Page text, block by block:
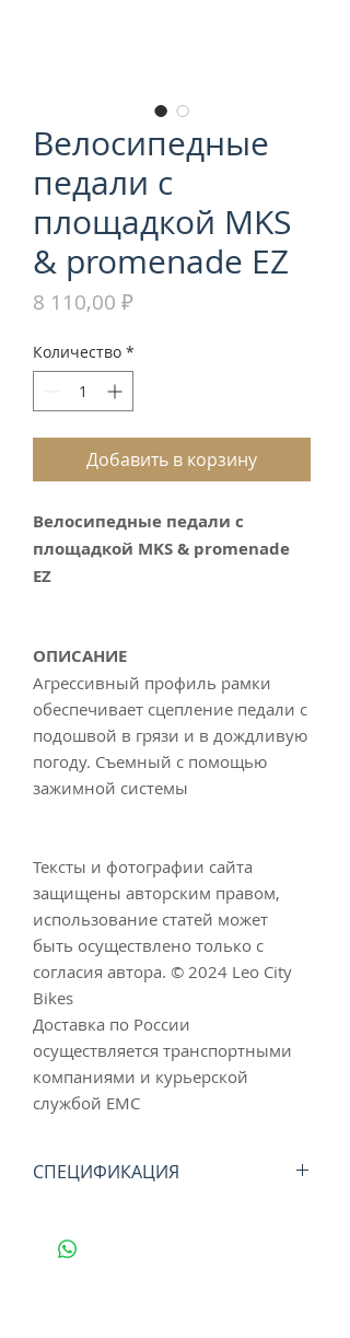
Велосипедные
педали с
площадкой MKS
& promenade EZ
8 110,00 ₽Цена
Количество *
Добавить в корзину
Велосипедные педали с
площадкой MKS & promenade
EZ
ОПИСАНИЕ
Агрессивный профиль рамки
обеспечивает сцепление педали с
подошвой в грязи и в дождливую
погоду. Съемный с помощью
зажимной системы
Тексты и фотографии сайта
защищены авторским правом,
использование статей может
быть осуществлено только с
согласия автора. © 2024 Lео Сity
Вikеs
Доставка по России
осуществляется транспортными
компаниями и курьерской
службой ЕМС
СПЕЦИФИКАЦИЯ
Размер резьбы: ось 9/16"
Ширина: 85 мм